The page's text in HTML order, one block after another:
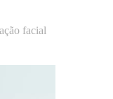
facial